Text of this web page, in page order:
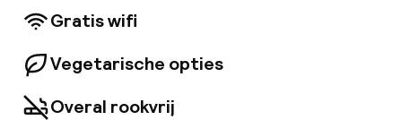
loopafstand.
Gratis wifi
Vegetarische opties
Overal rookvrij